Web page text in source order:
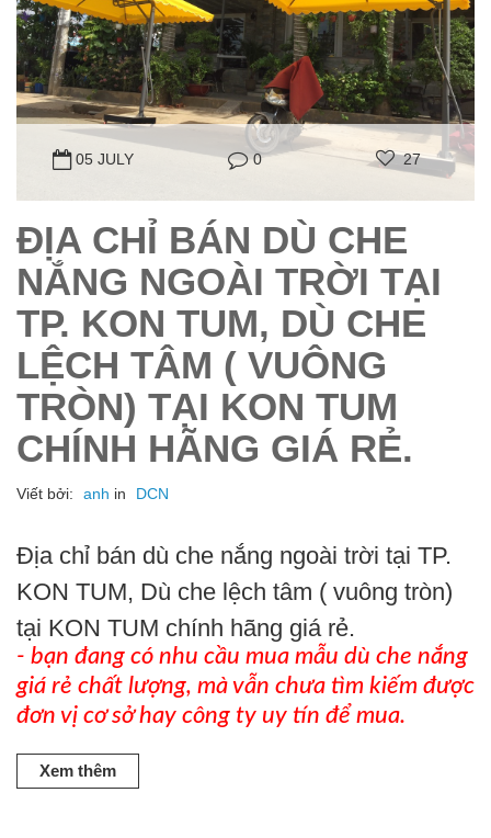
05 JULY 0 27
ĐỊA CHỈ BÁN DÙ CHE
NẮNG NGOÀI TRỜI TẠI
TP. KON TUM, DÙ CHE
LỆCH TÂM ( VUÔNG
TRÒN) TẠI KON TUM
CHÍNH HÃNG GIÁ RẺ.
Viết bởi: anh in DCN
Địa chỉ bán dù che nắng ngoài trời tại TP.
KON TUM, Dù che lệch tâm ( vuông tròn)
tại KON TUM chính hãng giá rẻ.
- bạn đang có nhu cầu mua mẫu dù che nắng
giá rẻ chất lượng, mà vẫn chưa tìm kiếm được
đơn vị cơ sở hay công ty uy tín để mua.
Xem thêm